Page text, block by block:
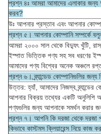
প্রশ্ন ৪ঃ আমরা আমাদের এলাকার জন্য
করব?
উঃ আপনার প্রস্তাব এবং আপনার
প্রশ্ন ৫। আপনার কোম্পানি সম্পর্কে
আমরা ২০০০ সাল থেকে বিদ্যুৎ খুঁটি,
ইস্পাত ভিত্তিক পণ্য সহ সব ধরণের
আমাদের পণ্য বিশ্বের অনেক অঞ্চলে
প্রশ্ন ৬। ব্র্যান্ডেড কোম্পানিগুলির
উত্তর: হ্যাঁ, আমাদের নিজস্ব ব্র্যান্ডের
আপনার বিক্রয় তথ্যের একটি অনুলিপি
পণ্যগুলির জন্য আপনাকে সমর্থন করার
প্রশ্ন ৭। আপনি কি দরজা থেকে দরজা
কিভাবে কাস্টমস ক্লিয়ারেন্স নিয়ে কাজ